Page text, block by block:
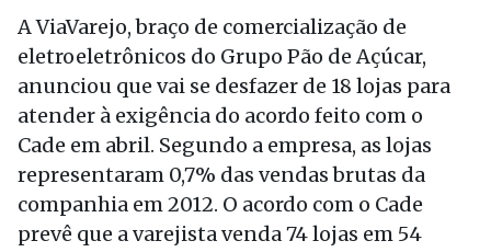
A ViaVarejo, braço de comercialização de
eletroeletrônicos do Grupo Pão de Açúcar,
anunciou que vai se desfazer de 18 lojas para
atender à exigência do acordo feito com o
Cade em abril. Segundo a empresa, as lojas
representaram 0,7% das vendas brutas da
companhia em 2012. O acordo com o Cade
prevê que a varejista venda 74 lojas em 54